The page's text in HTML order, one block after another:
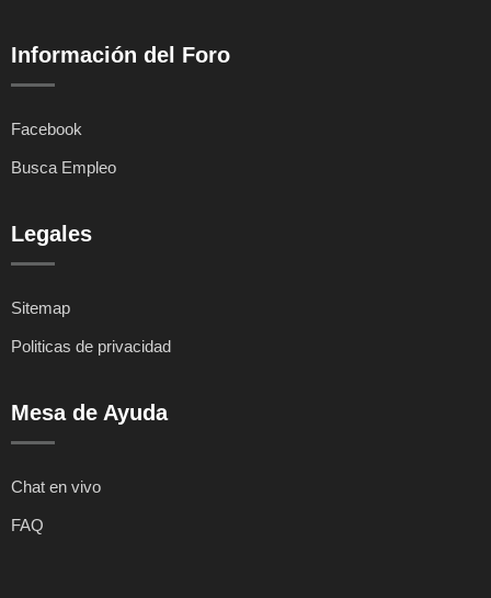
Información del Foro
Facebook
Busca Empleo
Legales
Sitemap
Politicas de privacidad
Mesa de Ayuda
Chat en vivo
FAQ